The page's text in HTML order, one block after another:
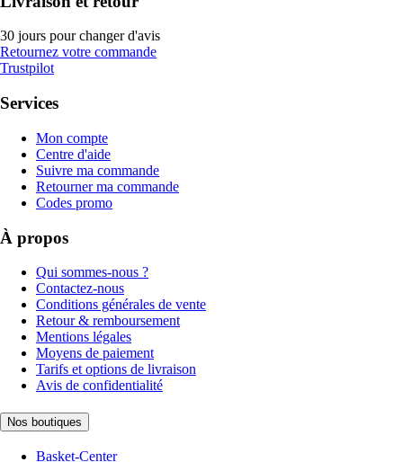
30 jours pour changer d'avis
Retournez votre commande
Trustpilot
Services
Mon compte
Centre d'aide
Suivre ma commande
Retourner ma commande
Codes promo
À propos
Qui sommes-nous ?
Contactez-nous
Conditions générales de vente
Retour & remboursement
Mentions légales
Moyens de paiement
Tarifs et options de livraison
Avis de confidentialité
Nos boutiques
Basket-Center